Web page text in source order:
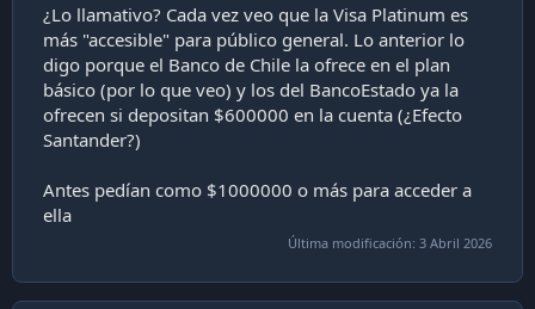
¿Lo llamativo? Cada vez veo que la Visa Platinum es
más "accesible" para público general. Lo anterior lo
digo porque el Banco de Chile la ofrece en el plan
básico (por lo que veo) y los del BancoEstado ya la
ofrecen si depositan $600000 en la cuenta (¿Efecto
Santander?)
Antes pedían como $1000000 o más para acceder a
ella
Última modificación: 3 Abril 2026